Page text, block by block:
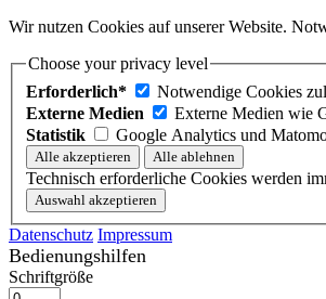
Wir nutzen Cookies auf unserer Website.
Choose your privacy level
Erforderlich*
Notwendige Cookies
Externe Medien
Externe Medien wie
Statistik
Google Analytics und
Technisch erforderliche Cookies werden
Datenschutz Impressum
Bedienungshilfen
Schriftgröße